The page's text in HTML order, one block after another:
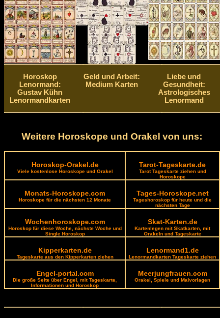
Horoskop
Lenormand:
Gustav Kühn
Lenormandkarten
Geld und Arbeit:
Medium Karten
Liebe und
Gesundheit:
Astrologisches
Lenormand
Weitere Horoskope und Orakel von uns:
Horoskop-Orakel.de
Viele kostenlose Horoskope und Orakel
Tarot-Tageskarte.de
Tarot Tageskarte ziehen und
Horoskope
Monats-Horoskope.com
Horoskope für die nächsten 12 Monate
Tages-Horoskope.net
Tageshoroskop für heute und die
nächsten Tage
Wochenhoroskope.com
Horoskop für diese Woche, nächste Woche und
Single Horoskop
Skat-Karten.de
Kartenlegen mit Skatkarten, mit
Orakeln und Tageskarte
Kipperkarten.de
Tageskarte aus den Kipperkarten ziehen
Lenormand1.de
Lenormandkarten Tageskarte ziehen
Engel-portal.com
Die große Seite über Engel, mit Tageskarte,
Informationen und Horoskop
Meerjungfrauen.com
Orakel, Spiele und Malvorlagen